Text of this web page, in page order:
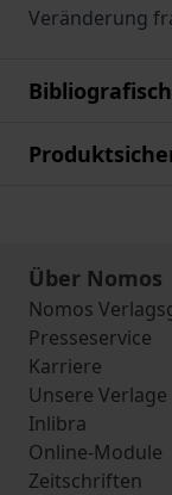
Veränderung
Über Nomos
Nomos
Presseservice
Karriere
Unsere Verlage
Inlibra
Online-Module
Zeitschriften